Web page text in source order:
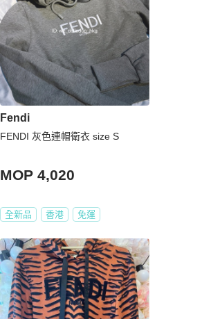
Fendi
FENDI 灰色連帽衛衣 size S
MOP 4,020
全新品 香港 免運